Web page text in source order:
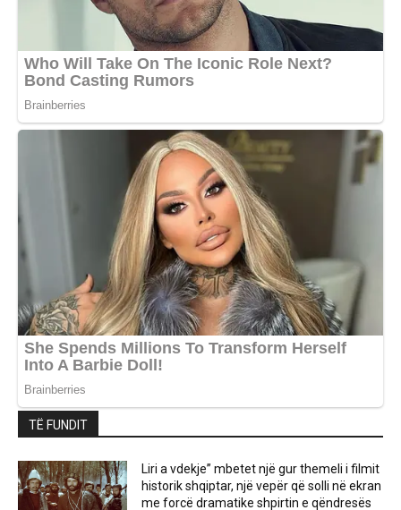
TË FUNDIT
Liri a vdekje” mbetet një gur themeli i filmit
historik shqiptar, një vepër që solli në ekran
me forcë dramatike shpirtin e qëndresës